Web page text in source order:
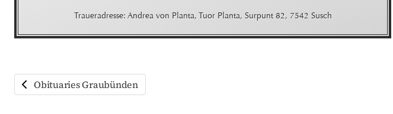
Traueradresse: Andrea von Planta, Tuor Planta, Surpunt 82, 7542 Susch
Obituaries Graubünden